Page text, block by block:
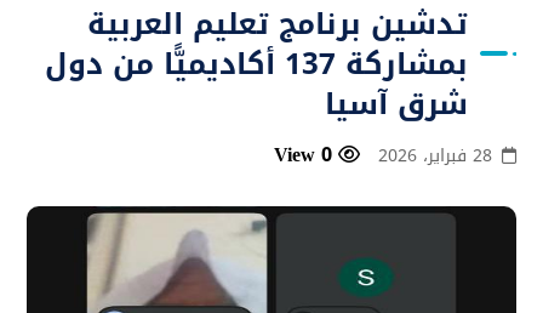
تدشين برنامج تعليم العربية
بمشاركة 137 أكاديميًّا من دول
شرق آسيا
28 فبراير، 2026 0 View